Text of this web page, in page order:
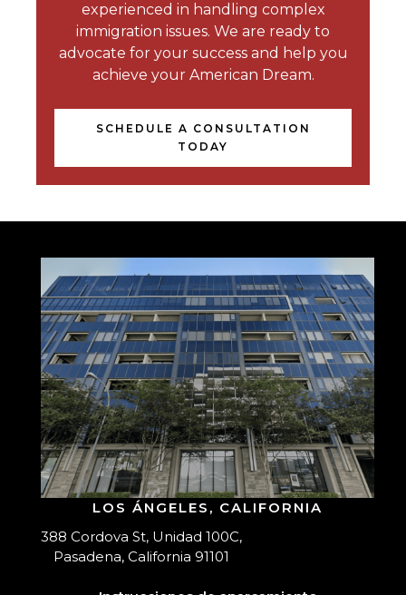
experienced in handling complex
immigration issues. We are ready to
advocate for your success and help you
achieve your American Dream.
SCHEDULE A CONSULTATION
TODAY
LOS ÁNGELES, CALIFORNIA
388 Cordova St, Unidad 100C,
Pasadena, California 91101